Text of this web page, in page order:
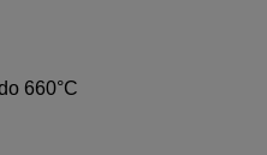
660°C